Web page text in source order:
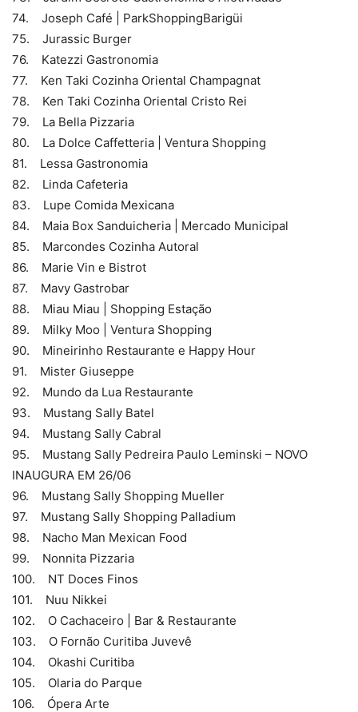
74. Joseph Café | ParkShoppingBarigüi
75. Jurassic Burger
76. Katezzi Gastronomia
77. Ken Taki Cozinha Oriental Champagnat
78. Ken Taki Cozinha Oriental Cristo Rei
79. La Bella Pizzaria
80. La Dolce Caffetteria | Ventura Shopping
81. Lessa Gastronomia
82. Linda Cafeteria
83. Lupe Comida Mexicana
84. Maia Box Sanduicheria | Mercado Municipal
85. Marcondes Cozinha Autoral
86. Marie Vin e Bistrot
87. Mavy Gastrobar
88. Miau Miau | Shopping Estação
89. Milky Moo | Ventura Shopping
90. Mineirinho Restaurante e Happy Hour
91. Mister Giuseppe
92. Mundo da Lua Restaurante
93. Mustang Sally Batel
94. Mustang Sally Cabral
95. Mustang Sally Pedreira Paulo Leminski – NOVO
INAUGURA EM 26/06
96. Mustang Sally Shopping Mueller
97. Mustang Sally Shopping Palladium
98. Nacho Man Mexican Food
99. Nonnita Pizzaria
100. NT Doces Finos
101. Nuu Nikkei
102. O Cachaceiro | Bar & Restaurante
103. O Fornão Curitiba Juvevê
104. Okashi Curitiba
105. Olaria do Parque
106. Ópera Arte